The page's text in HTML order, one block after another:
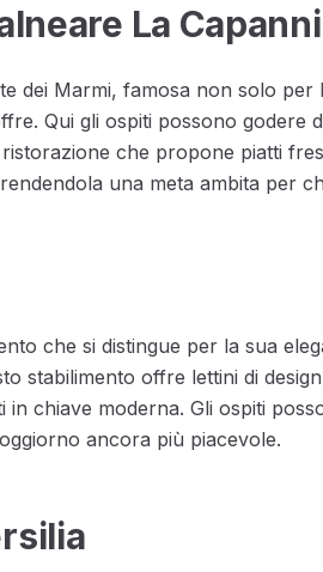
La
dei Marmi, famosa non solo
Qui gli ospiti possono godere
che propone piatti
una meta ambita per
che si distingue per la sua
stabilimento offre lettini di
chiave moderna. Gli ospiti
ancora più piacevole.